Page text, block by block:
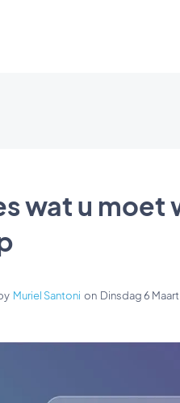
wat u moet
Muriel Santoni on Dinsdag 6